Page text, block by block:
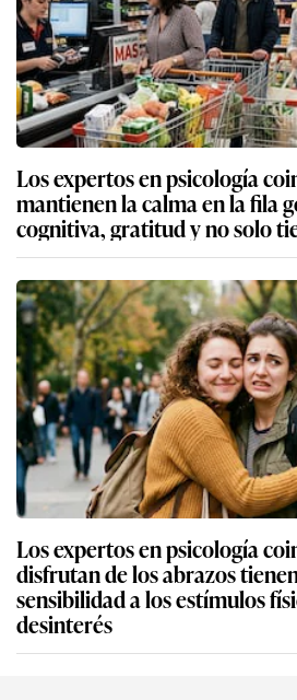
Los expertos en psicología
mantienen la calma en la fila
cognitiva, gratitud y no solo
Los expertos en psicología
disfrutan de los abrazos
sensibilidad a los estímulos
desinterés